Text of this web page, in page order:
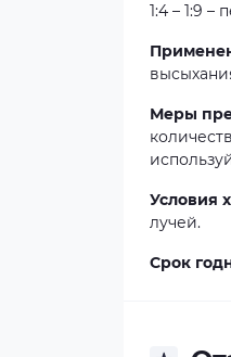
1:4 – 1:9 –
Меры
Условия
лучей.
Срок